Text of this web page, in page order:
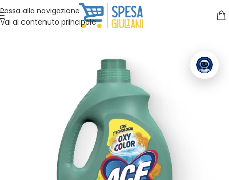
Passa alla navigazione
Vai al contenuto principale
Vuoi assistenza?Clicca qui e ti richiamiamo noi